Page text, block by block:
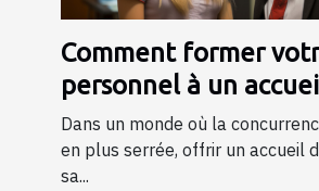
Comment former
personnel à un
qualité ?
Dans un monde où la
en plus serrée, offrir un accueil
sa...